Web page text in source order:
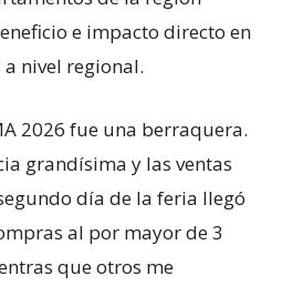
e impacto directo en
nivel regional.
2026 fue una berraquera.
grandísima y las ventas
día de la feria llegó
al por mayor de 3
que otros me